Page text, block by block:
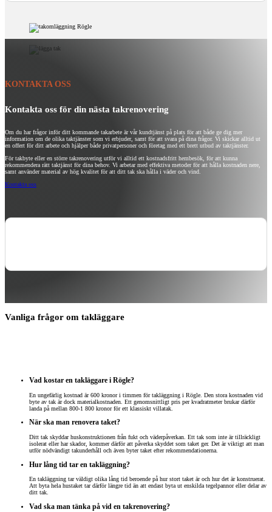
Kontakta oss för din nästa takrenovering
Om du har frågor inför ditt kommande takarbete är vår kundtjänst på plats för att både ge dig mer
information om de olika taktjänster som vi erbjuder, samt för att svara på dina frågor. Vi skickar alltid ut
en offert för ditt arbete och hjälper både privatpersoner och företag med ett brett utbud av taktjänster.
För takbyte eller en större takrenovering utför vi alltid ett kostnadsfritt hembesök, för att kunna
rekommendera rätt taktjänst för dina behov. Vi arbetar med effektiva metoder för att hålla kostnaden nere,
samt använder material av hög kvalitet för att ditt tak ska hålla i väder och vind.
KONTAKTA OSS
Kontakta oss
Vanliga frågor om takläggare
Vad kostar en takläggare i Rögle?
En ungefärlig kostnad är 600 kronor i timmen för takläggning i Rögle. Den stora kostnaden vid
byte av tak är dock materialkostnaden. Ett genomsnittligt pris per kvadratmeter brukar därför
landa på mellan 800-1 800 kronor för ett klassiskt villatak.
När ska man renovera taket?
Ditt tak skyddar huskonstruktionen från fukt och väderpåverkan. Ett tak som inte är tillräckligt
isolerat eller har skador, kommer därför att påverka skyddet som taket ger. Det är viktigt att man
utför nödvändigt takunderhåll och även byter taket efter rekommendationerna.
Hur lång tid tar en takläggning?
En takläggning tar väldigt olika lång tid beroende på hur stort taket är och hur det är konstruerat.
Att byta hela hustaket tar därför längre tid än att endast byta ut enskilda tegelpannor eller delar av
ditt tak.
Vad ska man tänka på vid en takrenovering?